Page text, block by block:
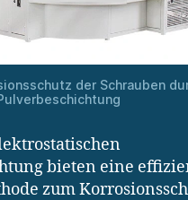
der Schrauben
bieten eine
zum